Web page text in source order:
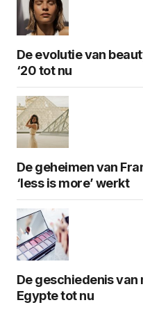
De evolutie van
‘20 tot nu
De geheimen van
‘less is more’ werkt
De geschiedenis van
Egypte tot nu